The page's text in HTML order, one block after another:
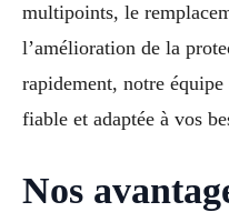
multipoints, le
l’amélioration de la
rapidement, notre
fiable et adaptée à vos
Nos